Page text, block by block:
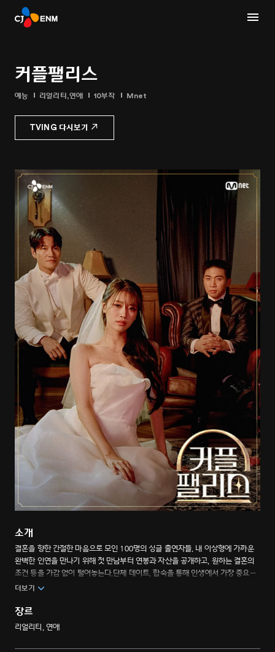
커플팰리스
예능 리얼리티,연애 10부작 Mnet
TVING 다시보기
소개
결혼을 향한 간절한 마음으로 모인 100명의 싱글 출연자들. 내 이상형에 가까운
완벽한 인연을 만나기 위해 첫 만남부터 연봉과 자산을 공개하고, 원하는 결혼의
조건 등을 가감 없이 털어놓는다.단체 데이트, 합숙을 통해 인생에서 가장 중요한
인연을 찾기 위한 대규모 웨딩 프로젝트가 시작된다. 완벽한 결혼을 위한 초대형
더보기
장르
리얼리티, 연애